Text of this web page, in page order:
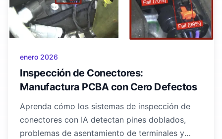
enero 2026
Inspección de Conectores:
Manufactura PCBA con Cero Defectos
Aprenda cómo los sistemas de inspección de
conectores con IA detectan pines doblados,
problemas de asentamiento de terminales y